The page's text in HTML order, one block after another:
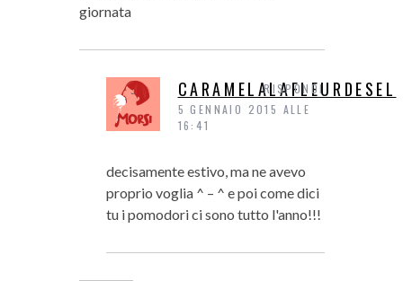
giornata
CARAMELALAFLEURDESEL
5 GENNAIO 2015 ALLE
16:41
decisamente estivo, ma ne avevo
proprio voglia ^ – ^ e poi come dici
tu i pomodori ci sono tutto l'anno!!!
RISPONDI